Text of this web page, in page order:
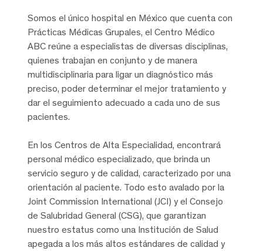
Somos el único hospital en México que cuenta con
Prácticas Médicas Grupales, el Centro Médico
ABC reúne a especialistas de diversas disciplinas,
quienes trabajan en conjunto y de manera
multidisciplinaria para ligar un diagnóstico más
preciso, poder determinar el mejor tratamiento y
dar el seguimiento adecuado a cada uno de sus
pacientes.
En los Centros de Alta Especialidad, encontrará
personal médico especializado, que brinda un
servicio seguro y de calidad, caracterizado por una
orientación al paciente. Todo esto avalado por la
Joint Commission International (JCI) y el Consejo
de Salubridad General (CSG), que garantizan
nuestro estatus como una Institución de Salud
apegada a los más altos estándares de calidad y